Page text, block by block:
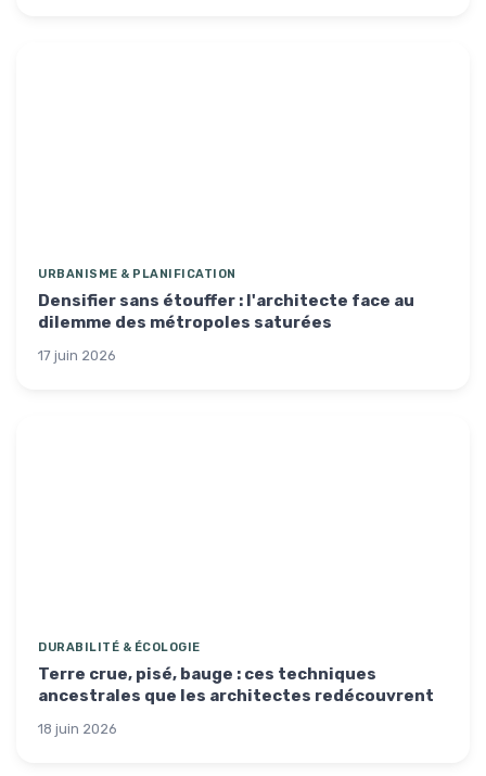
URBANISME & PLANIFICATION
Densifier sans étouffer : l'architecte face au
dilemme des métropoles saturées
17 juin 2026
DURABILITÉ & ÉCOLOGIE
Terre crue, pisé, bauge : ces techniques
ancestrales que les architectes redécouvrent
18 juin 2026